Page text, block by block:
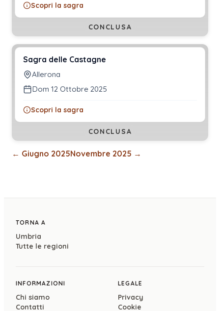
Scopri la sagra
CONCLUSA
Sagra delle Castagne
Allerona
Dom 12 Ottobre 2025
Scopri la sagra
CONCLUSA
← Giugno 2025Novembre 2025 →
TORNA A
Umbria
Tutte le regioni
INFORMAZIONI
Chi siamo
Contatti
LEGALE
Privacy
Cookie